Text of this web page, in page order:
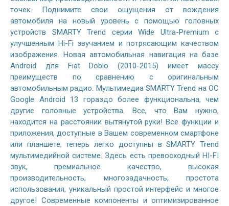
точек. Поднимите свои ощущения от вождения
автомобиля на новый уровень с помощью головных
устройств SMARTY Trend серии Wide Ultra-Premium с
улучшенным Hi-Fi звучанием и потрясающим качеством
изображения. Новая автомобильная навигация на базе
Android для Fiat Doblo (2010-2015) имеет массу
преимуществ по сравнению с оригинальным
автомобильным радио. Мультимедиа SMARTY Trend на ОС
Google Android 13 гораздо более функциональна, чем
другие головные устройства. Все, что Вам нужно,
находится на расстоянии вытянутой руки! Все функции и
приложения, доступные в Вашем современном смартфоне
или планшете, теперь легко доступны в SMARTY Trend
мультимедийной системе. Здесь есть превосходный HI-FI
звук, премиальное качество, высокая
производительность, многозадачность, простота
использования, уникальный простой интерфейс и многое
другое! Современные компоненты и оптимизированное